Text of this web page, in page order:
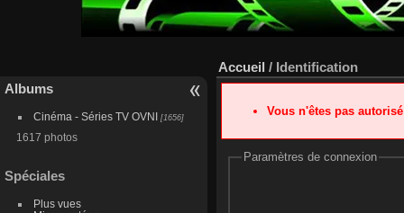
Albums
Cinéma - Séries TV OVNI [1656]
1617 photos
Spéciales
Plus vues
Accueil / Identification
Vous n'êtes pas
Paramètres de connexion